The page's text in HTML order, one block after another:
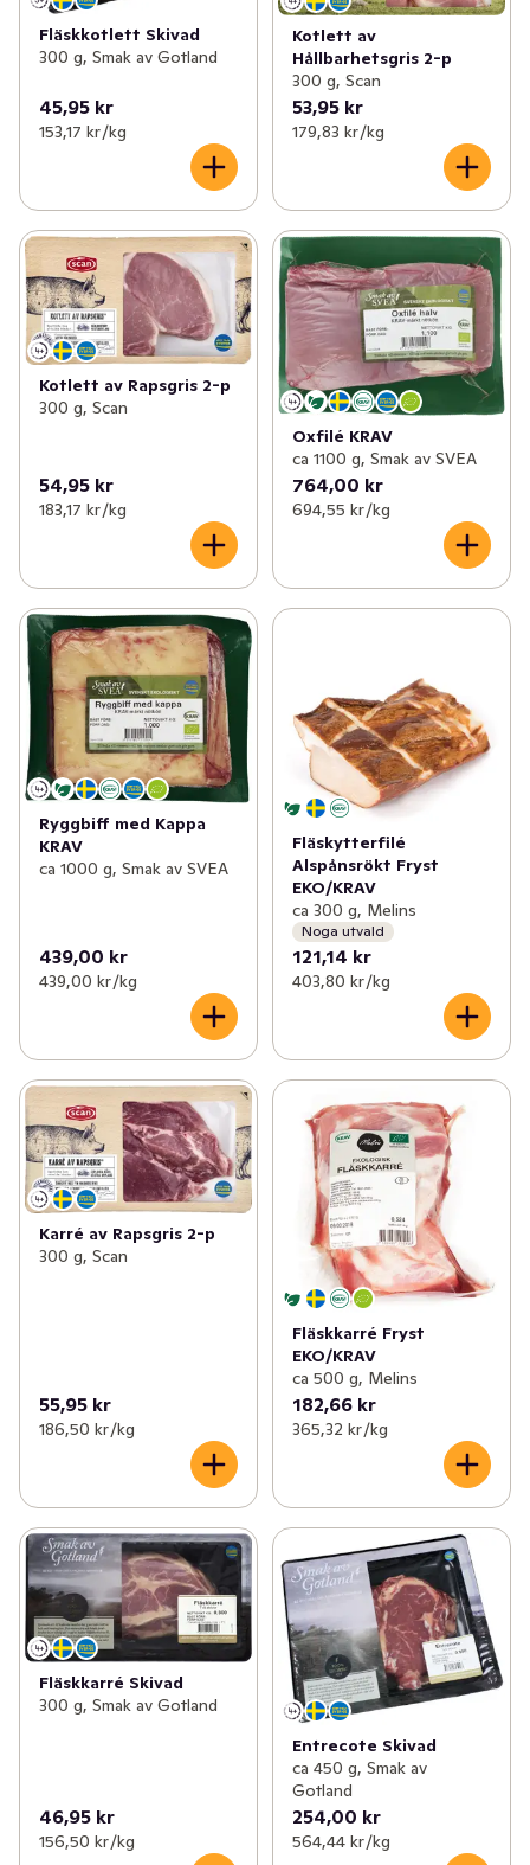
Fläskkotlett Skivad
300 g, Smak av Gotland
45,95 kr
153,17 kr /kg
Kotlett av
Hållbarhetsgris 2-p
300 g, Scan
53,95 kr
179,83 kr /kg
Kotlett av Rapsgris 2-p
300 g, Scan
54,95 kr
183,17 kr /kg
Oxfilé KRAV
ca 1100 g, Smak av SVEA
764,00 kr
694,55 kr /kg
Ryggbiff med Kappa
KRAV
ca 1000 g, Smak av SVEA
439,00 kr
439,00 kr /kg
Fläskytterfilé
Alspånsrökt Fryst
EKO/KRAV
ca 300 g, Melins
Noga utvald
121,14 kr
403,80 kr /kg
Karré av Rapsgris 2-p
300 g, Scan
55,95 kr
186,50 kr /kg
Fläskkarré Fryst
EKO/KRAV
ca 500 g, Melins
182,66 kr
365,32 kr /kg
Fläskkarré Skivad
300 g, Smak av Gotland
46,95 kr
156,50 kr /kg
Entrecote Skivad
ca 450 g, Smak av
Gotland
254,00 kr
564,44 kr /kg